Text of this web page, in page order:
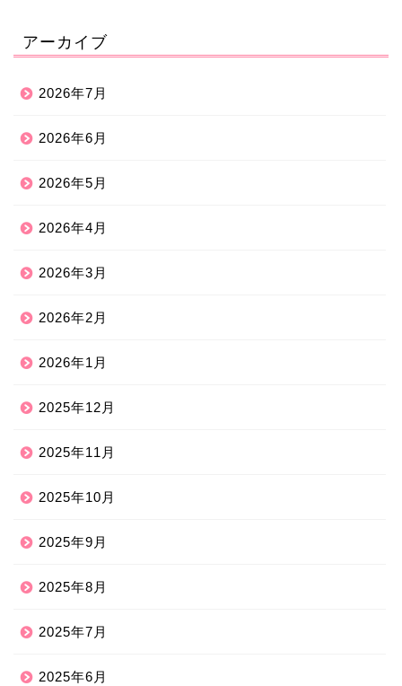
アーカイブ
2026年7月
2026年6月
2026年5月
2026年4月
2026年3月
2026年2月
2026年1月
2025年12月
2025年11月
2025年10月
2025年9月
2025年8月
2025年7月
2025年6月